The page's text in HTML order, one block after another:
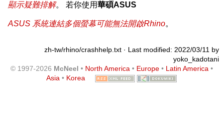
顯示疑難排解。 若你使用華碩ASUS
ASUS 系統連結多個螢幕可能無法開啟Rhino。
zh-tw/rhino/crashhelp.txt · Last modified: 2022/03/11 by
yoko_kadotani
© 1997-2026 McNeel • North America • Europe• Latin America •
Asia • Korea